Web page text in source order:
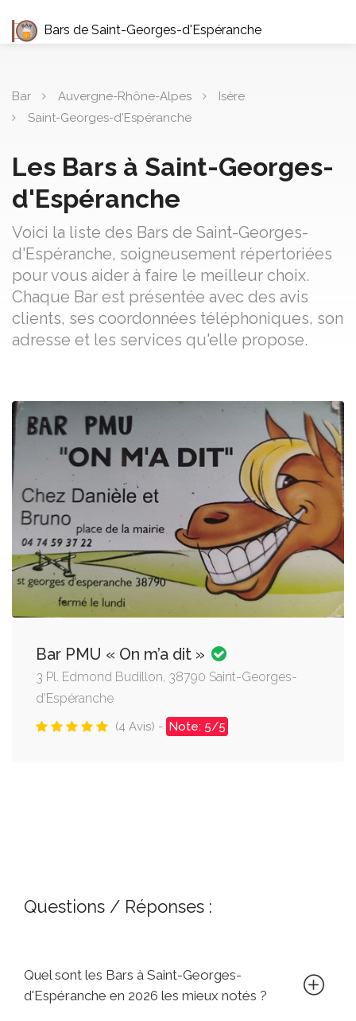
Bars de Saint-Georges-d'Espéranche
Bar Auvergne-Rhône-Alpes
Isère
Saint-Georges-d'Espéranche
Les Bars à Saint-Georges-
d'Espéranche
Voici la liste des Bars de Saint-Georges-
d'Espéranche, soigneusement répertoriées
pour vous aider à faire le meilleur choix.
Chaque Bar est présentée avec des avis
clients, ses coordonnées téléphoniques, son
adresse et les services qu'elle propose.
Bar PMU « On m’a dit »
3 Pl. Edmond Budillon, 38790 Saint-Georges-
d'Espéranche
(4 Avis) - Note: 5/5
Questions / Réponses :
Quel sont les Bars à Saint-Georges-
d'Espéranche en 2026 les mieux notés ?